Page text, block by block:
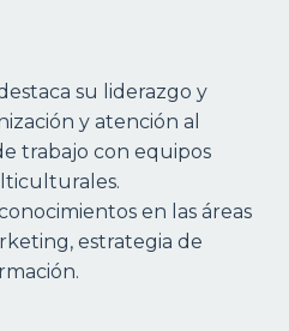
su liderazgo y
y atención al
trabajo con equipos
en las áreas
estrategia de